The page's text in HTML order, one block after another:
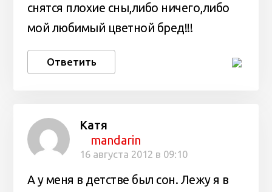
снятся плохие сны,либо ничего,либо
мой любимый цветной бред!!!
Ответить
Катя
mandarin
16 августа 2012 в 09:10
А у меня в детстве был сон. Лежу я в